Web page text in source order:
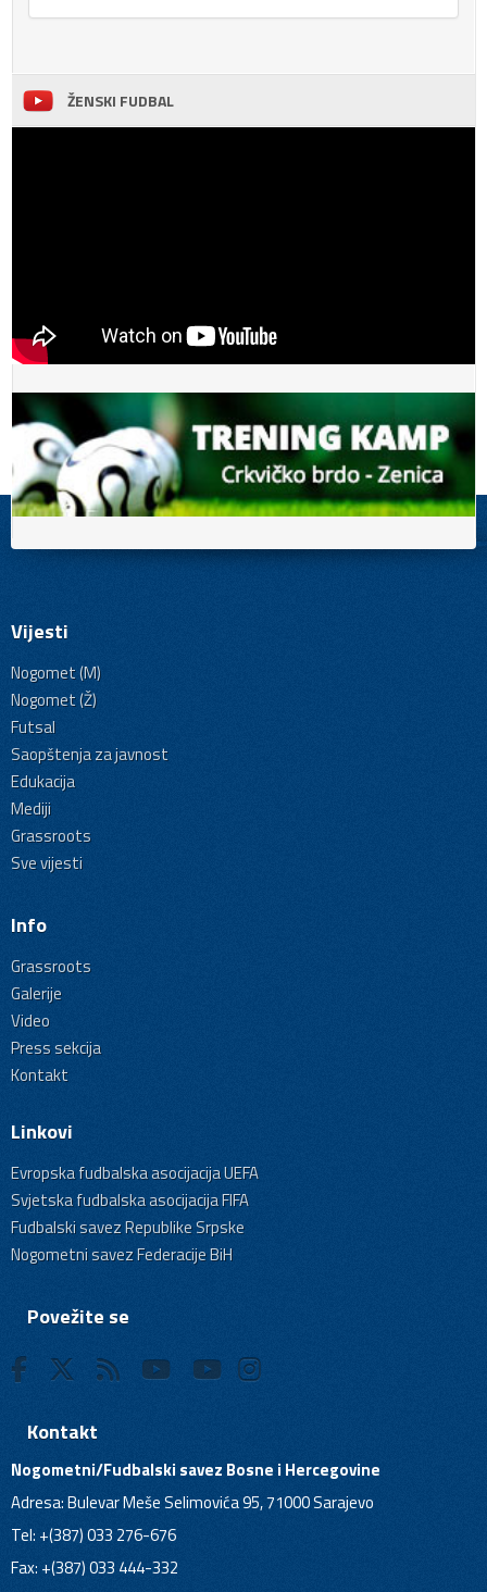
ŽENSKI FUDBAL
Vijesti
Nogomet (M)
Nogomet (Ž)
Futsal
Saopštenja za javnost
Edukacija
Mediji
Grassroots
Sve vijesti
Info
Grassroots
Galerije
Video
Press sekcija
Kontakt
Linkovi
Evropska fudbalska asocijacija UEFA
Svjetska fudbalska asocijacija FIFA
Fudbalski savez Republike Srpske
Nogometni savez Federacije BiH
Povežite se
Kontakt
Nogometni/Fudbalski savez Bosne i Hercegovine
Adresa: Bulevar Meše Selimovića 95, 71000 Sarajevo
Tel: +(387) 033 276-676
Fax: +(387) 033 444-332